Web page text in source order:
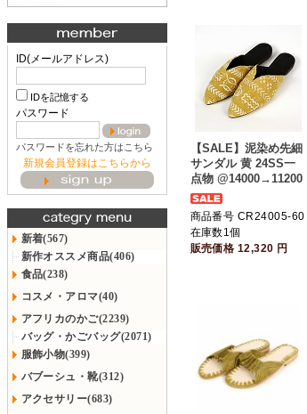
ID(メールアドレス)
IDを記憶する
パスワード
パスワードを忘れた方はこちら
新規会員登録はこちらから
新着(567)
新作オススメ商品(406)
食品(238)
コスメ・アロマ(40)
アフリカのかご(2239)
バッグ・かごバッグ(2071)
服飾小物(399)
バブーシュ・靴(312)
アクセサリー(683)
【SALE】泥染め先細
サンダル 黄 24SS一
点物 @14000→11200
商品番号 CR24005-60
在庫数1個
販売価格 12,320 円